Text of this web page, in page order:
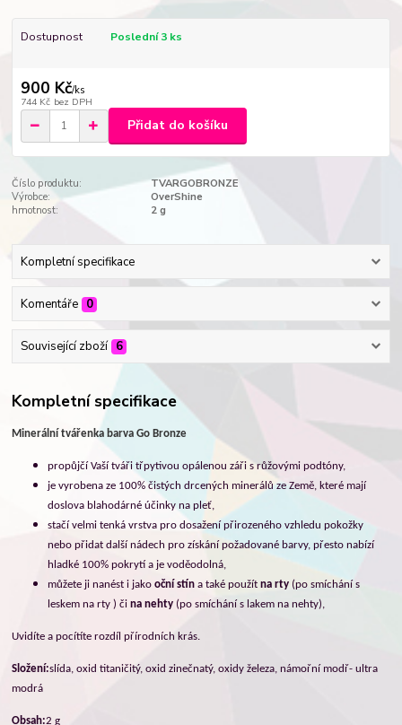
Dostupnost Poslední 3 ks
900 Kč/ks
744 Kč bez DPH
Přidat do košíku
Číslo produktu:
TVARGOBRONZE
Výrobce:
OverShine
hmotnost:
2 g
Kompletní specifikace
Komentáře 0
Související zboží 6
Kompletní specifikace
Minerální tvářenka barvaGo Bronze
propůjčí Vaší tvářitřpytivou opálenou záři s růžovými podtóny,
je vyrobenaze 100% čistých drcených minerálů ze Země, které mají
doslova blahodárné účinky na pleť,
stačí velmi tenká vrstva pro dosažení přirozeného vzhledu pokožky
nebo přidat další nádech pro získání požadované barvy, přesto nabízí
hladké 100% pokrytí a je voděodolná,
můžete ji nanést i jakooční stína také použítna rty (po smíchání s
leskem na rty ) čina nehty (po smíchání s lakem na nehty),
Uvidíte a pocítíte rozdíl přírodních krás.
Složení:slída, oxid titaničitý, oxid zinečnatý, oxidy železa, námořní modř- ultra
modrá
Obsah:2 g